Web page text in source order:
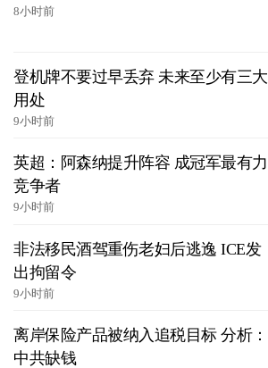
8小时前
登机牌不要过早丢弃 未来至少有三大
用处
9小时前
英超：阿森纳提升阵容 成冠军最有力
竞争者
9小时前
非法移民酒驾重伤老妇后逃逸 ICE发
出拘留令
9小时前
离岸保险产品被纳入追税目标 分析：
中共缺钱